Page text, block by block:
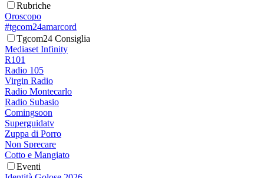
Rubriche
Oroscopo
#tgcom24amarcord
Tgcom24 Consiglia
Mediaset Infinity
R101
Radio 105
Virgin Radio
Radio Montecarlo
Radio Subasio
Comingsoon
Superguidatv
Zuppa di Porro
Non Sprecare
Cotto e Mangiato
Eventi